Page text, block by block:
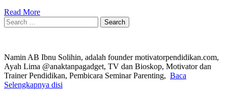
Read More
Search
for:
Namin AB Ibnu Solihin, adalah founder motivatorpendidikan.com,
Ayah Lima @anaktanpagadget, TV dan Bioskop, Motivator dan
Trainer Pendidikan, Pembicara Seminar Parenting, Baca
Selengkapnya disi